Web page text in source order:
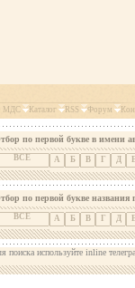
МДС Каталог RSS Форум
по первой букве в имени
ВСЕ А Б В Г Д
по первой букве названия
ВСЕ А Б В Г Д
поиска используйте inline